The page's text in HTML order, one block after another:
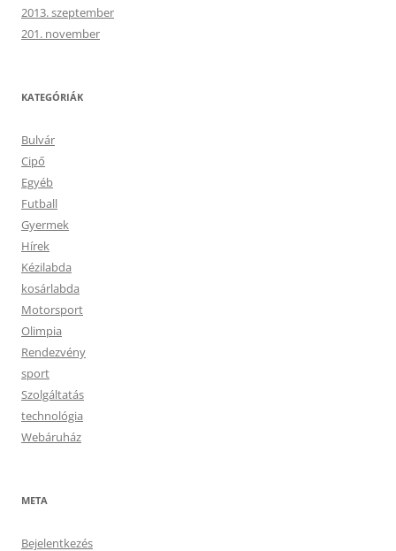
2013. szeptember
201. november
KATEGÓRIÁK
Bulvár
Cipő
Egyéb
Futball
Gyermek
Hírek
Kézilabda
kosárlabda
Motorsport
Olimpia
Rendezvény
sport
Szolgáltatás
technológia
Webáruház
META
Bejelentkezés